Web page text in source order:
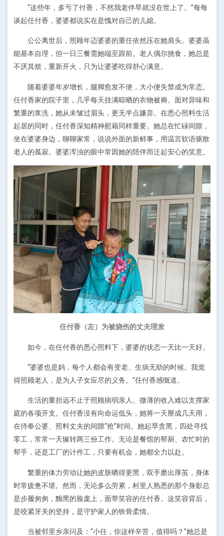
“这些年，多亏了付香，不然我老伴早就没在世上了。”每每
谈起任付香，婆婆都说实在是愧对自己的儿媳。
公公离世后，照顾年迈婆婆的重任依然压在她肩头。婆婆虽
能基本自理，但一日三餐需她端至跟前。老人偶尔挑食，她总是
不厌其烦，重新开火，只为让婆婆吃得舒心满意。
随着婆婆年岁增长，腿脚愈发不便，大小便失禁成为常态。
任付香家的院子里，几乎每天挂满晾晒的衣物被褥。面对异味和
繁重的浆洗，她从未皱过眉头，更无半点嫌弃。在悉心照料生活
起居的同时，任付香深知精神慰藉同样重要。她总在忙碌间隙，
坐在婆婆身边，聊聊家常，说说外面的新鲜事，用温言软语驱散
老人的孤寂。婆婆浑浊的眼中常因她的陪伴而泛起安心的笑意。
任付香（左）为被烧伤的丈夫理发
如今，在任付香的悉心照料下，婆婆的状态一天比一天好。
“婆婆也是妈，每个人都会有变老、生病无助的时候。我觉
得照顾老人，是为人子女应尽的义务。”任付香感慨道。
生活的重担远不止于照顾病弱亲人。微薄的收入难以支撑家
庭的各项开支。任付香没有向命运低头，她将一天掰成几天用，
在侍奉公婆、照料丈夫的间隙“抢”时间。她起早贪黑，四处寻找
零工，常常一天辗转两三份工作。无论是餐馆的帮厨、农忙时的
帮手，还是工厂的计件工，只要有机会，她都全力以赴。
繁重的体力劳动让她的皮肤晒得更黑，双手磨出厚茧，身体
时常疲惫不堪。然而，无论多么劳累，村里人熟悉的那个身影总
是步履匆匆，黝黑的脸庞上，面带笑容的任付香。这笑容背后，
是咬紧牙关的坚持，是守护家人的铁骨柔情。
当被邻里乡亲问及：“小任，你这样辛苦，值得吗？”她总是